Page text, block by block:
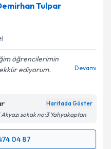
Tulpar
öğrencilerimin
ediyorum.
Devamı
Haritada Göster
sokak no:3 Yahyakaptan
04 87